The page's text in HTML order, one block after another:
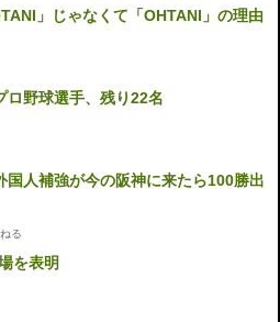
」じゃなくて「OHTANI」の理由
ロ野球選手、残り22名
国人補強が今の阪神に来たら100勝出
る
を表明